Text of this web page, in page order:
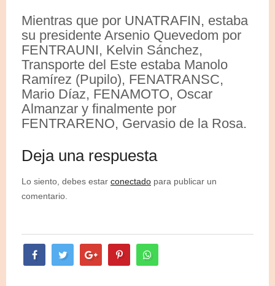
Mientras que por UNATRAFIN, estaba
su presidente Arsenio Quevedom por
FENTRAUNI, Kelvin Sánchez,
Transporte del Este estaba Manolo
Ramírez (Pupilo), FENATRANSC,
Mario Díaz, FENAMOTO, Oscar
Almanzar y finalmente por
FENTRARENO, Gervasio de la Rosa.
Deja una respuesta
Lo siento, debes estar conectado para publicar un
comentario.